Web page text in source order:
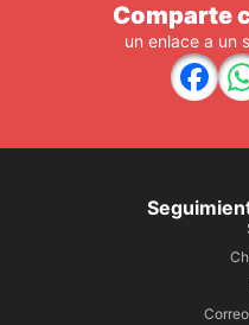
Comparte
un enlace a un